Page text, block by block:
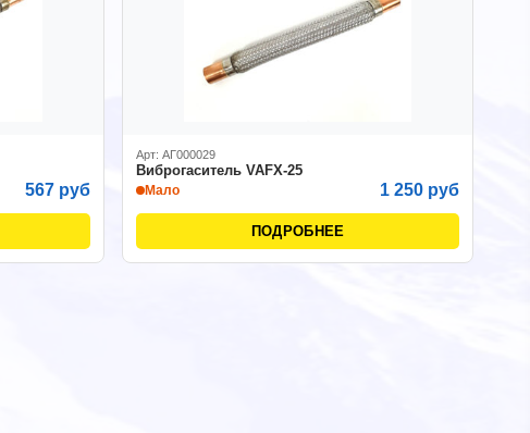
567 руб
Арт: АГ000029
Виброгаситель VAFX-25
Мало 1 250 руб
ПОДРОБНЕЕ